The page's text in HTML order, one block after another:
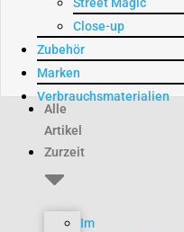
Street Magic
Close-up
Zubehör
Marken
Verbrauchsmaterialien
Alle
Artikel
Zurzeit
Im